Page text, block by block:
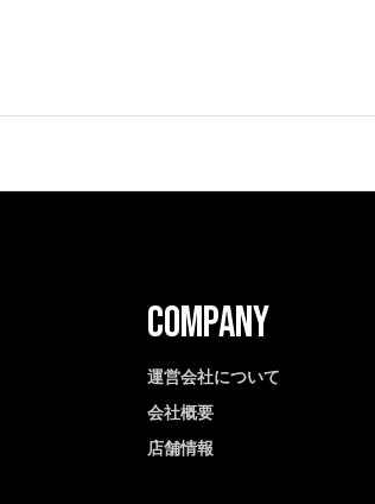
運営会社について
会社概要
店舗情報